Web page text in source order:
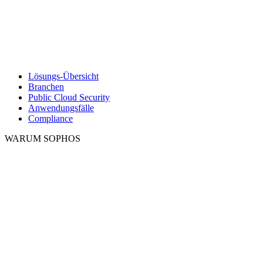
Lösungs-Übersicht
Branchen
Public Cloud Security
Anwendungsfälle
Compliance
WARUM SOPHOS